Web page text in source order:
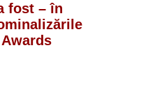
fost – în